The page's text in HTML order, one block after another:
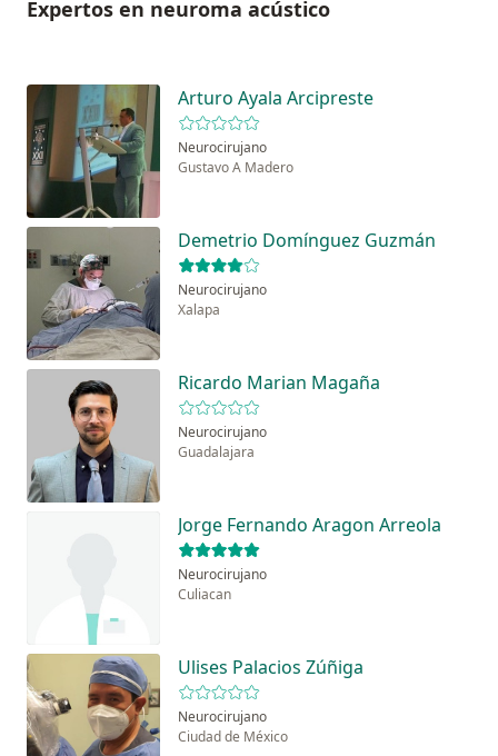
Expertos en neuroma acústico
Arturo Ayala Arcipreste
Neurocirujano
Gustavo A Madero
Demetrio Domínguez Guzmán
Neurocirujano
Xalapa
Ricardo Marian Magaña
Neurocirujano
Guadalajara
Jorge Fernando Aragon Arreola
Neurocirujano
Culiacan
Ulises Palacios Zúñiga
Neurocirujano
Ciudad de México